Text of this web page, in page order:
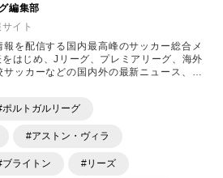
編集部
イト
を配信する国内最高峰のサッカー総合メ
はじめ、Jリーグ、プレミアリーグ、海外
サッカーなどの国内外の最新ニュース、コ
」「YouTube」「TikTok」など、
ポルトガルリーグ
#アストン・ヴィラ
ブライトン #リーズ